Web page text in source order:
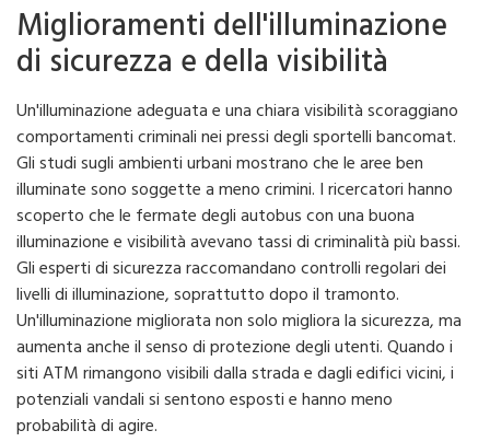
Miglioramenti dell'illuminazione
di sicurezza e della visibilità
Un'illuminazione adeguata e una chiara visibilità scoraggiano
comportamenti criminali nei pressi degli sportelli bancomat.
Gli studi sugli ambienti urbani mostrano che le aree ben
illuminate sono soggette a meno crimini. I ricercatori hanno
scoperto che le fermate degli autobus con una buona
illuminazione e visibilità avevano tassi di criminalità più bassi.
Gli esperti di sicurezza raccomandano controlli regolari dei
livelli di illuminazione, soprattutto dopo il tramonto.
Un'illuminazione migliorata non solo migliora la sicurezza, ma
aumenta anche il senso di protezione degli utenti. Quando i
siti ATM rimangono visibili dalla strada e dagli edifici vicini, i
potenziali vandali si sentono esposti e hanno meno
probabilità di agire.